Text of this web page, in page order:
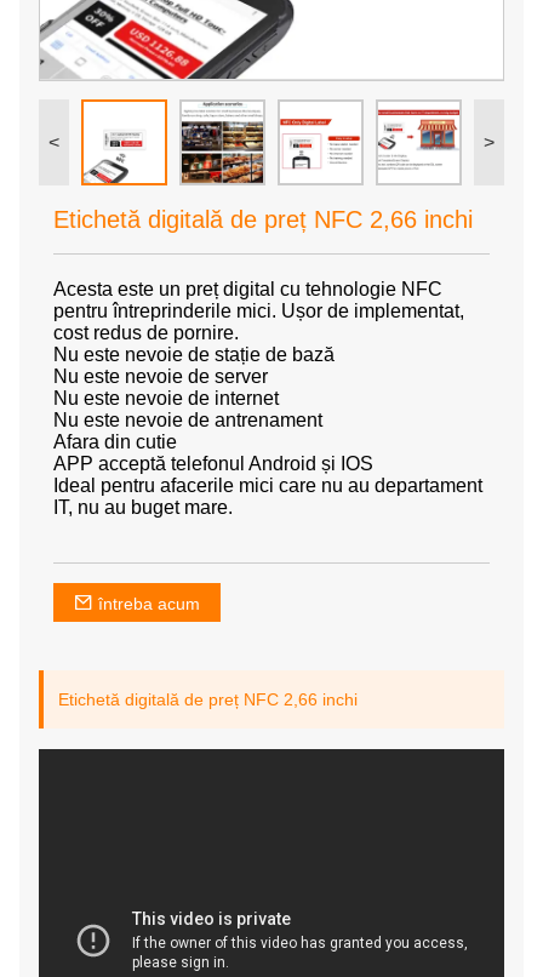
< >
Etichetă digitală de preț NFC 2,66 inchi
Acesta este un preț digital cu tehnologie NFC
pentru întreprinderile mici. Ușor de implementat,
cost redus de pornire.
Nu este nevoie de stație de bază
Nu este nevoie de server
Nu este nevoie de internet
Nu este nevoie de antrenament
Afara din cutie
APP acceptă telefonul Android și IOS
Ideal pentru afacerile mici care nu au departament
IT, nu au buget mare.
întreba acum
Etichetă digitală de preț NFC 2,66 inchi